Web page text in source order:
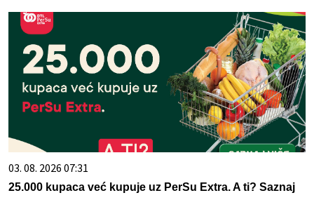
03. 08. 2026 07:31
25.000 kupaca već kupuje uz PerSu Extra. A ti? Saznaj